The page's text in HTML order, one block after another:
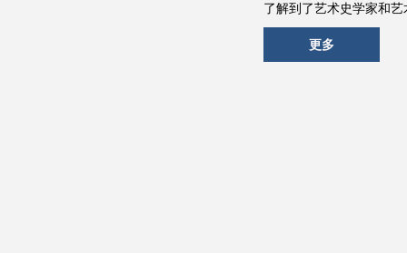
了解到了艺术史学家和
更多